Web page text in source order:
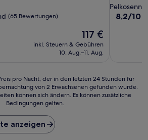
(65 Bewertungen)
Der
Preis
beträgt
117 €
inkl. Steuern & Gebühren
10. Aug.–11. Aug.
Sterne-
8.2
8,2/10
pro Nacht, der in den letzten 24 Stunden für
von 2 Erwachsenen gefunden wurde.
können sich ändern. Es können zusätzliche
Bedingungen gelten.
anzeigen